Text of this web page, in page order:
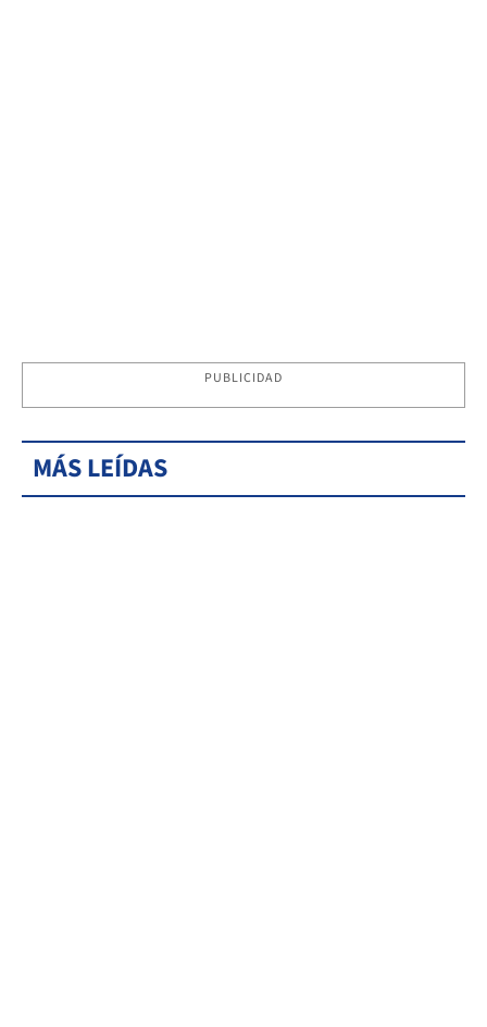
PUBLICIDAD
MÁS LEÍDAS